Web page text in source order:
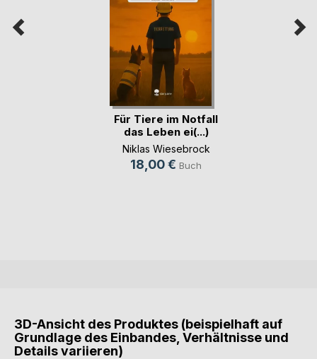
Für Tiere im Notfall
das Leben ei(...)
Niklas Wiesebrock
18,00 € Buch
3D-Ansicht des Produktes (beispielhaft auf
Grundlage des Einbandes, Verhältnisse und
Details variieren)